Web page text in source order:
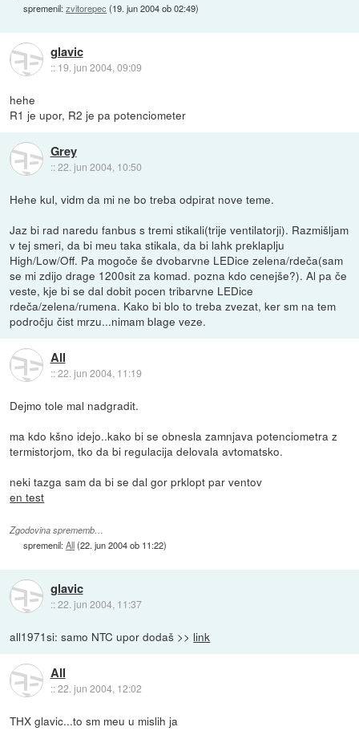
spremenil:zvitorepec (19. jun 2004 ob 02:49)
glavic
:: 19. jun 2004, 09:09
hehe
R1 je upor, R2 je pa potenciometer
Grey
::22. jun 2004, 10:50
Hehe kul, vidm da mi ne bo treba odpirat nove teme.
Jaz bi rad naredu fanbus s tremi stikali(trije ventilatorji). Razmišljam
v tej smeri, da bi meu taka stikala, da bi lahk preklaplju
High/Low/Off. Pa mogoče še dvobarvne LEDice zelena/rdeča(sam
se mi zdijo drage 1200sit za komad. pozna kdo cenejše?). Al pa če
veste, kje bi se dal dobit pocen tribarvne LEDice
rdeča/zelena/rumena. Kako bi blo to treba zvezat, ker sm na tem
področju čist mrzu...nimam blage veze.
All
::22. jun 2004, 11:19
Dejmo tole mal nadgradit.
ma kdo kšno idejo..kako bi se obnesla zamnjava potenciometra z
termistorjom, tko da bi regulacija delovala avtomatsko.
neki tazga sam da bi se dal gor prklopt par ventov
en test
Zgodovina sprememb…
spremenil:All(22. jun 2004 ob 11:22)
glavic
::22. jun 2004, 11:37
all1971si: samo NTC upor dodaš >> link
All
::22. jun 2004, 12:02
THX glavic...to sm meu u mislih ja